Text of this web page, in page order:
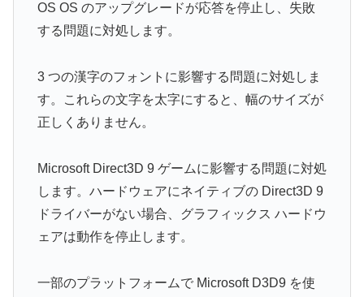
OS OS のアップグレードが応答を停止し、失敗
する問題に対処します。
3 つの漢字のフォントに影響する問題に対処しま
す。これらの文字を太字にすると、幅のサイズが
正しくありません。
Microsoft Direct3D 9 ゲームに影響する問題に対処
します。ハードウェアにネイティブの Direct3D 9
ドライバーがない場合、グラフィックス ハードウ
ェアは動作を停止します。
一部のプラットフォームで Microsoft D3D9 を使